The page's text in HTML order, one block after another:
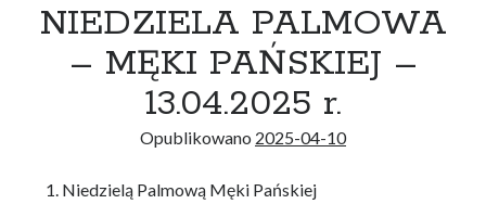
Ogłoszenia
Msze i nabożeństwa
Duchowieństwo
Historia parafii
NIEDZIELA PALMOWA
– MĘKI PAŃSKIEJ –
13.04.2025 r.
Opublikowano 2025-04-10
Niedzielą Palmową Męki Pańskiej